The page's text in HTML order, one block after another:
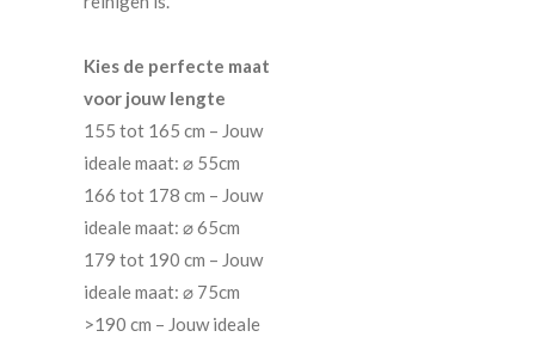
Kies de perfecte maat
voor jouw lengte
155 tot 165 cm – Jouw
ideale maat: ⌀ 55cm
166 tot 178 cm – Jouw
ideale maat: ⌀ 65cm
179 tot 190 cm – Jouw
ideale maat: ⌀ 75cm
>190 cm – Jouw ideale